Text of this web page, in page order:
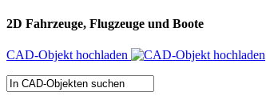
2D Fahrzeuge, Flugzeuge und Boote
CAD-Objekt hochladen